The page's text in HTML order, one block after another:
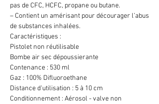
pas de CFC, HCFC, propane ou butane.
– Contient un amérisant pour décourager l’abus
de substances inhalées.
Caractéristiques :
Pistolet non réutilisable
Bombe air sec dépoussierante
Contenance : 530 ml
Gaz : 100% Difluoroethane
Distance d'utilisation : 5 à 10 cm
Conditionnement : Aérosol - valve non